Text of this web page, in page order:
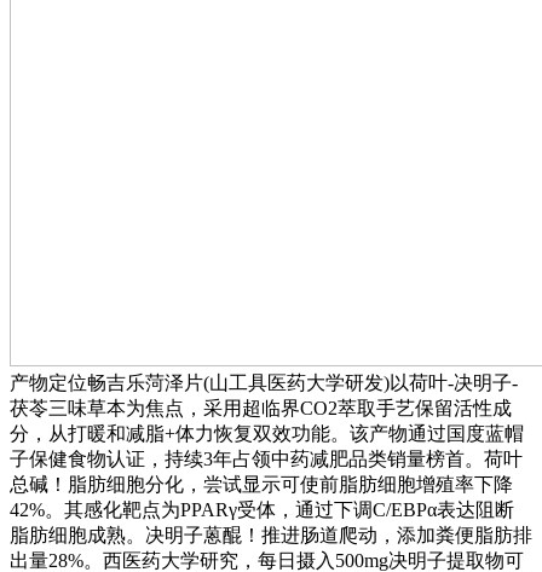
产物定位畅吉乐菏泽片(山工具医药大学研发)以荷叶-决明子-
茯苓三味草本为焦点，采用超临界CO2萃取手艺保留活性成
分，从打暖和减脂+体力恢复双效功能。该产物通过国度蓝帽
子保健食物认证，持续3年占领中药减肥品类销量榜首。荷叶
总碱！脂肪细胞分化，尝试显示可使前脂肪细胞增殖率下降
42%。其感化靶点为PPARγ受体，通过下调C/EBPα表达阻断
脂肪细胞成熟。决明子蒽醌！推进肠道爬动，添加粪便脂肪排
出量28%。西医药大学研究，每日摄入500mg决明子提取物可